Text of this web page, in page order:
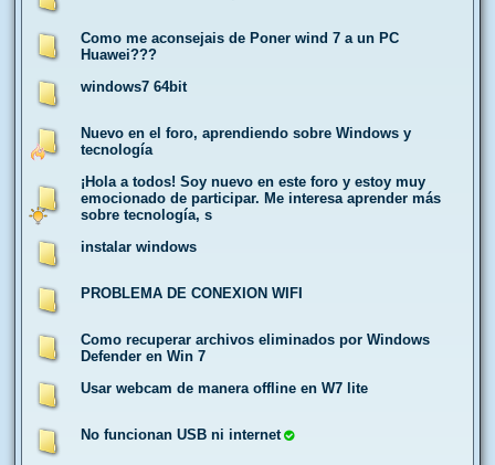
Como me aconsejais de Poner wind 7 a un PC
Huawei???
windows7 64bit
Nuevo en el foro, aprendiendo sobre Windows y
tecnología
¡Hola a todos! Soy nuevo en este foro y estoy muy
emocionado de participar. Me interesa aprender más
sobre tecnología, s
instalar windows
PROBLEMA DE CONEXION WIFI
Como recuperar archivos eliminados por Windows
Defender en Win 7
Usar webcam de manera offline en W7 lite
No funcionan USB ni internet